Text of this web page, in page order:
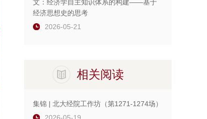
文：经济学自主知识体系的构建——基于
经济思想史的思考
2026-05-21
相关阅读
集锦 | 北大经院工作坊（第1271-1274场）